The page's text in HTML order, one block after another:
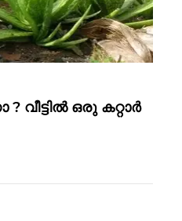
വീട്ടിൽ ഒരു കറ്റാർ